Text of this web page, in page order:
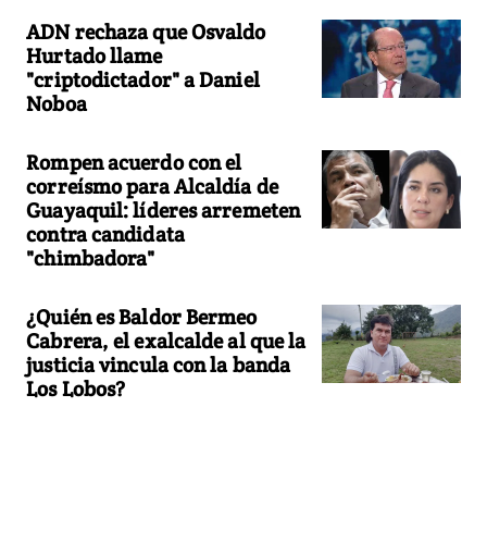
ADN rechaza que Osvaldo
Hurtado llame
"criptodictador" a Daniel
Noboa
Rompen acuerdo con el
correísmo para Alcaldía de
Guayaquil: líderes arremeten
contra candidata
"chimbadora"
¿Quién es Baldor Bermeo
Cabrera, el exalcalde al que la
justicia vincula con la banda
Los Lobos?